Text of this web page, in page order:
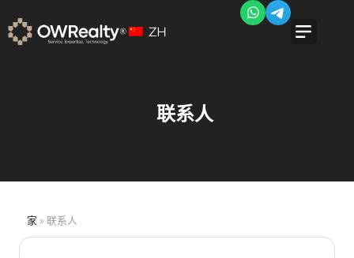
ZH
联系人
家 » 联系人